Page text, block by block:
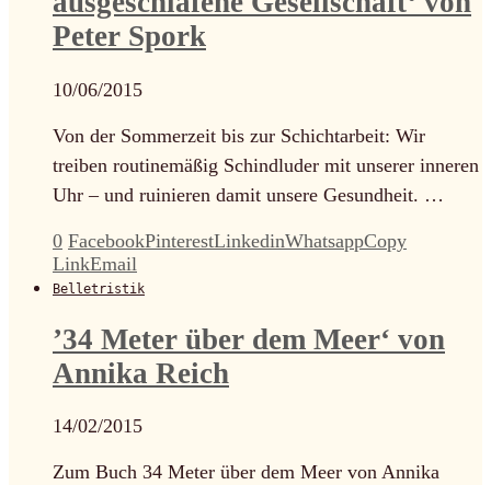
Peter Spork
10/06/2015
Von der Sommerzeit bis zur Schichtarbeit: Wir
treiben routinemäßig Schindluder mit unserer inneren
Uhr – und ruinieren damit unsere Gesundheit. …
0 FacebookPinterestLinkedinWhatsappCopy
LinkEmail
Belletristik
’34 Meter über dem Meer‘ von
Annika Reich
14/02/2015
Zum Buch 34 Meter über dem Meer von Annika